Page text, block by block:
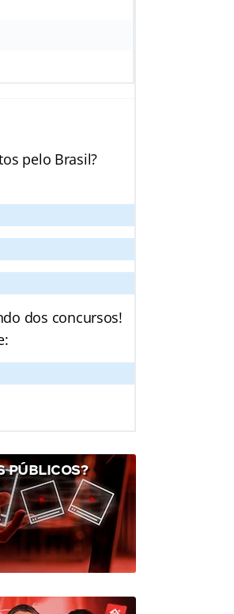
pelo Brasil?
dos concursos!
PÚBLICOS?